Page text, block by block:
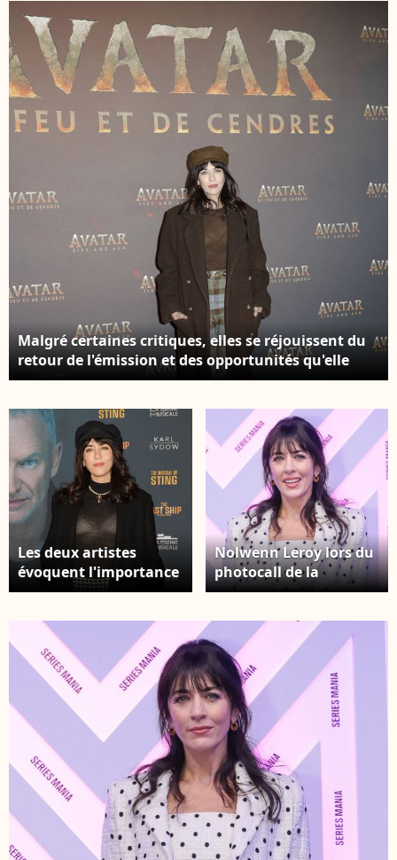
© Denis Guignebourg /
BestImage
Musicale de Boulogne-
Billancourt, le 5
décembre 2025. © Marc
Ausset-
Lacroix/Bestimage
Malgré certaines critiques, elles se réjouissent du
retour de l'émission et des opportunités qu'elle
offre aux jeunes talents. Nolwenn Leroy - Avant-
de Feu et de Cendres) à la Seine Musicale de
Boulogne-Billancourt, le 5 décembre 2025. © Marc
Ausset-Lacroix/Bestimage
Les deux artistes
évoquent l'importance
accordée à la santé
participants. Nolwenn
Leroy lors de la
répétition générale de
« The Last Ship », la
comédie musicale de
Sting, à la Seine
Musicale de Boulogne-
Billancourt, le 19
février 2026. © Coadic
Guirec / Bestimage
Nolwenn Leroy lors du
photocall de la
première de la série «
festival Series Mania
2026 à Lille, en France,
le 21 mars 2026. ©
Stéphane
Vansteenkiste/Bestimage